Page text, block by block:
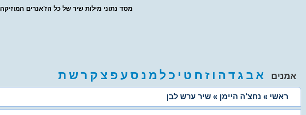
- מסד נתוני מילות שיר של כל הז'אנרים המוזיקה
אמנים א ב ג ד ה ו ז ח ט י כ ל מ נ ס ע פ צ ק רש ת
ראשי » נחצ'ה היימן » שיר ערש לבן